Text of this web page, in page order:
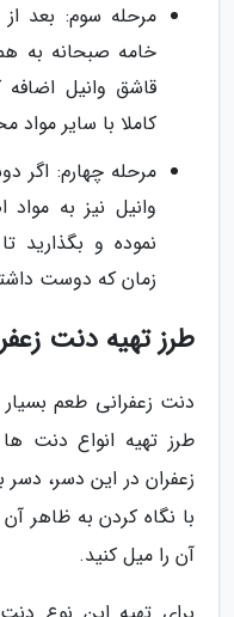
مرحله سوم: بعد
خامه صبحانه به
قاشق وانیل
کاملا با سایر
مرحله چهارم: اگر
وانیل نیز به
نموده و
زمان که دوست
طرز تهیه دنت
دنت زعفرانی طعم
طرز تهیه انواع دنت
زعفران در این دسر،
با نگاه کردن به ظاهر
آن را میل کنید.